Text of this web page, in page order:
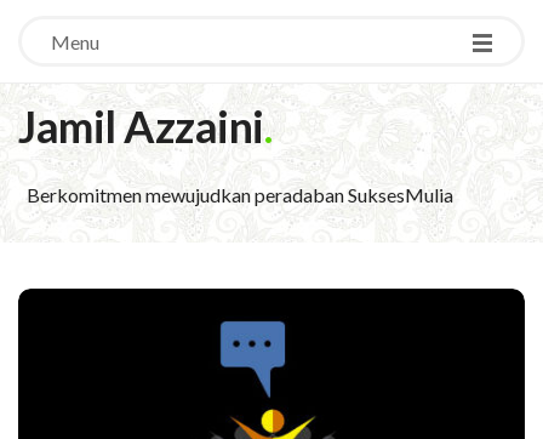
Menu
Jamil Azzaini.
Berkomitmen mewujudkan peradaban SuksesMulia